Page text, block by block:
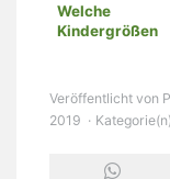
Welche
Kindergrößen
Kleidung?
Veröffentlicht von
2019